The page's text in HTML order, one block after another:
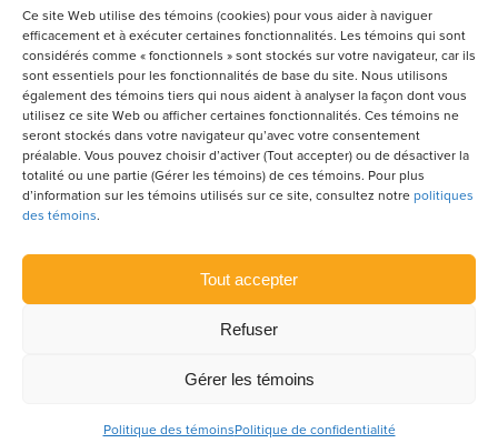
Ce site Web utilise des témoins (cookies) pour vous aider à naviguer
efficacement et à exécuter certaines fonctionnalités. Les témoins qui sont
considérés comme « fonctionnels » sont stockés sur votre navigateur, car ils
sont essentiels pour les fonctionnalités de base du site. Nous utilisons
également des témoins tiers qui nous aident à analyser la façon dont vous
utilisez ce site Web ou afficher certaines fonctionnalités. Ces témoins ne
seront stockés dans votre navigateur qu’avec votre consentement
préalable. Vous pouvez choisir d’activer (Tout accepter) ou de désactiver la
totalité ou une partie (Gérer les témoins) de ces témoins. Pour plus
d’information sur les témoins utilisés sur ce site, consultez notre politiques
des témoins.
Tout accepter
Refuser
Gérer les témoins
Politique des témoinsPolitique de confidentialité
Québec
POUR S’ABONNER À NOTRE INFOLETTRE
LIENS UTILES
POLITIQUE DE CONFIDENTIALITÉ
PLAN DU SITE
Solution